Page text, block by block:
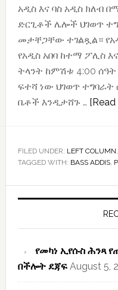
አዲስ እና ባስ አዲስ ክለብ
ድርጊቶች ሌሎች ህገወጥ
መታቸጋቸው ተገልጿል።
የአዲስ አበባ ከተማ ፖሊስ
ትላንት ከምሽቱ 4:00 ሰዓት
ፍተሻ ነው ህገወጥ
ቤቶች እንዲታሸጉ … [Read
FILED UNDER: LEFT COLUMN,
TAGGED WITH: BASS ADDIS,
የመካነ ኢየሱስ ሕንጻ
በችሎት ደጃፍ August 5,